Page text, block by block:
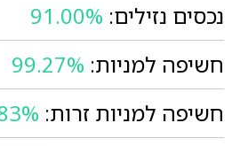
נכסים נזילים: 91.00%
חשיפה למניות: 99.27%
חשיפה למניות זרות: